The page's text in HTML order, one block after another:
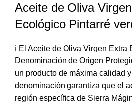
Aceite de Oliva
Ecológico Pintarré
ℹ️ El Aceite de Oliva Virgen Extra
Denominación de Origen
un producto de máxima calidad
denominación garantiza que el
región específica de Sierra